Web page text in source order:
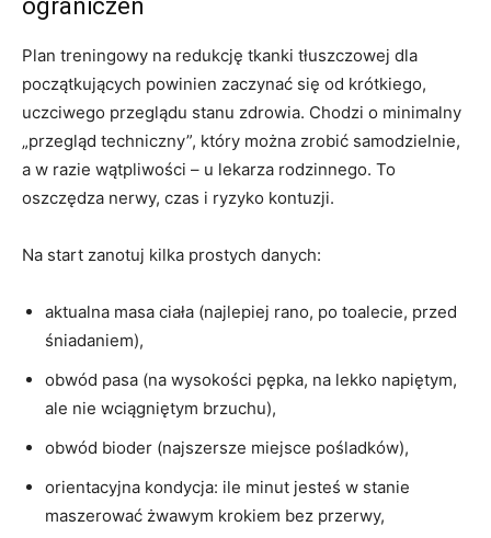
ograniczeń
Plan treningowy na redukcję tkanki tłuszczowej dla
początkujących powinien zaczynać się od krótkiego,
uczciwego przeglądu stanu zdrowia. Chodzi o minimalny
„przegląd techniczny”, który można zrobić samodzielnie,
a w razie wątpliwości – u lekarza rodzinnego. To
oszczędza nerwy, czas i ryzyko kontuzji.
Na start zanotuj kilka prostych danych:
aktualna masa ciała (najlepiej rano, po toalecie, przed
śniadaniem),
obwód pasa (na wysokości pępka, na lekko napiętym,
ale nie wciągniętym brzuchu),
obwód bioder (najszersze miejsce pośladków),
orientacyjna kondycja: ile minut jesteś w stanie
maszerować żwawym krokiem bez przerwy,